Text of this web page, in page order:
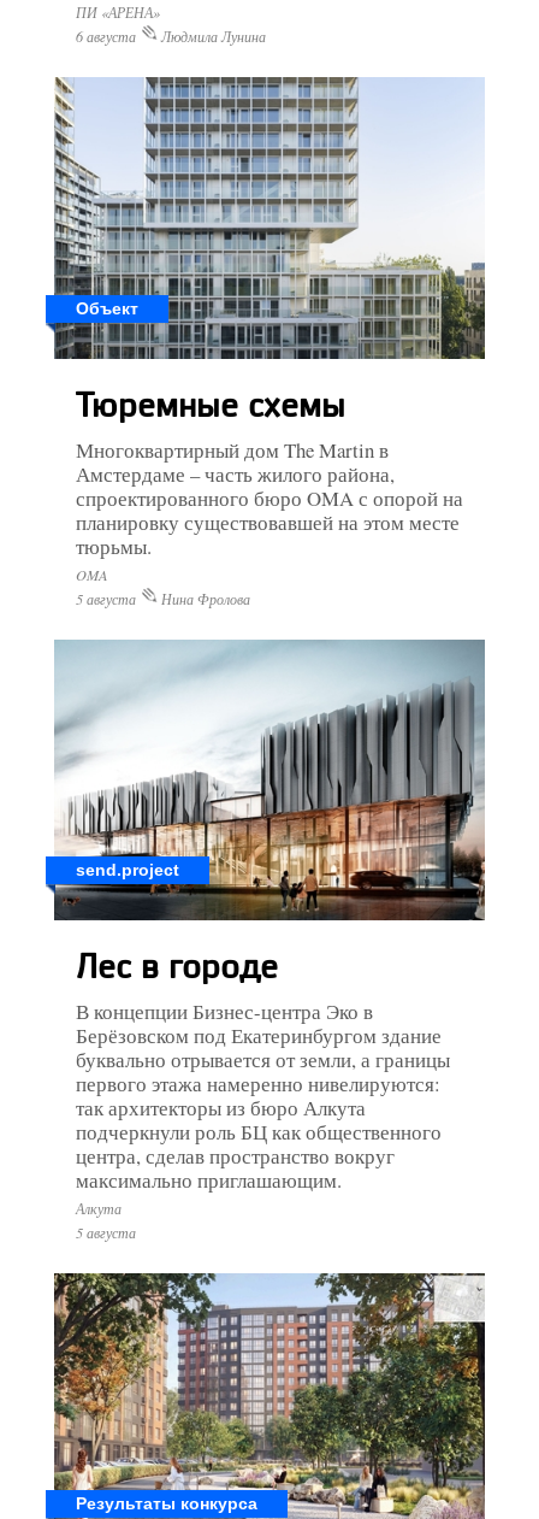
ПИ «АРЕНА»
6 августа
Людмила Лунина
Объект
Тюремные схемы
Многоквартирный дом The Martin в
Амстердаме – часть жилого района,
спроектированного бюро OMA с опорой на
планировку существовавшей на этом месте
тюрьмы.
OMA
5 августа
Нина Фролова
send.project
Лес в городе
В концепции Бизнес-центра Эко в
Берёзовском под Екатеринбургом здание
буквально отрывается от земли, а границы
первого этажа намеренно нивелируются:
так архитекторы из бюро Алкута
подчеркнули роль БЦ как общественного
центра, сделав пространство вокруг
максимально приглашающим.
Алкута
5 августа
Результаты конкурса